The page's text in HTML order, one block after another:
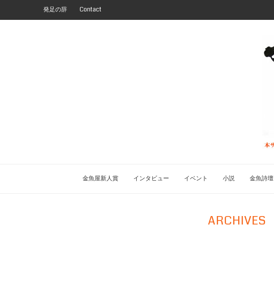
発足の辞 Contact
金魚屋新人賞 インタビュー イベント 小説 金魚詩壇
ARCHIVES